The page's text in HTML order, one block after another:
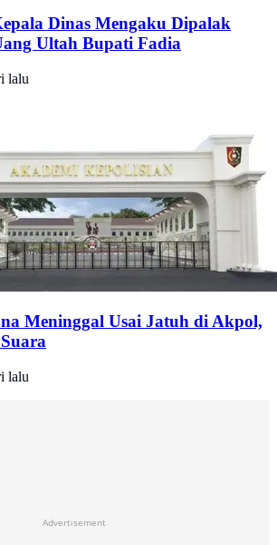
Dinas Mengaku Dipalak
Ultah Bupati Fadia
lalu
Meninggal Usai Jatuh di Akpol,
lalu
Advertisement